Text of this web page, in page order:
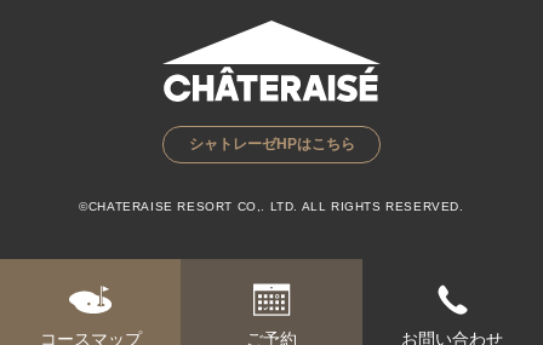
コースマップ ご予約 お問い合わせ
シャトレーゼHPはこちら
©CHATERAISE RESORT CO,. LTD. ALL RIGHTS RESERVED.